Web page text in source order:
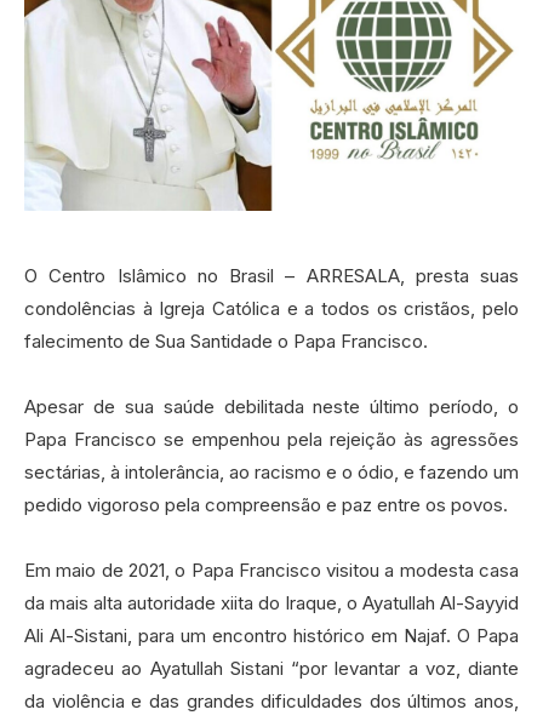
O Centro Islâmico no Brasil – ARRESALA, presta suas
condolências à Igreja Católica e a todos os cristãos, pelo
falecimento de Sua Santidade o Papa Francisco.
Apesar de sua saúde debilitada neste último período, o
Papa Francisco se empenhou pela rejeição às agressões
sectárias, à intolerância, ao racismo e o ódio, e fazendo um
pedido vigoroso pela compreensão e paz entre os povos.
Em maio de 2021, o Papa Francisco visitou a modesta casa
da mais alta autoridade xiita do Iraque, o Ayatullah Al-Sayyid
Ali Al-Sistani, para um encontro histórico em Najaf. O Papa
agradeceu ao Ayatullah Sistani “por levantar a voz, diante
da violência e das grandes dificuldades dos últimos anos,